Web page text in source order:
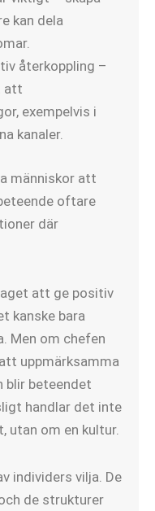
kan dela
återkoppling –
att
exempelvis i
kanaler.
människor att
oftare
där
att ge positiv
kanske bara
Men om chefen
uppmärksamma
blir beteendet
handlar det inte
utan om en kultur.
individers vilja. De
de strukturer